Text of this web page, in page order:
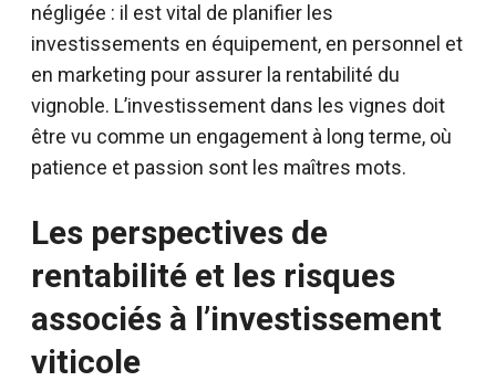
négligée : il est vital de planifier les
investissements en équipement, en personnel et
en marketing pour assurer la rentabilité du
vignoble. L’investissement dans les vignes doit
être vu comme un engagement à long terme, où
patience et passion sont les maîtres mots.
Les perspectives de
rentabilité et les risques
associés à l’investissement
viticole